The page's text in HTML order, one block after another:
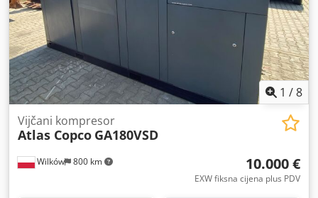
1 /8
Wilków 800 km
Vijčani kompresor
Atlas Copco GA180VSD
10.000 €
EXW fiksna cijena plus PDV